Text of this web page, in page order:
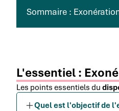
Sommaire :
L'essentiel :
Les points essentiels du
Quel est l'objectif de